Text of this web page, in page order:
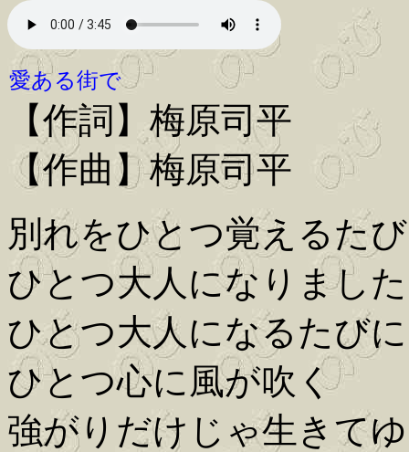
愛ある街で
【作詞】梅原司平
【作曲】梅原司平
別れをひとつ覚えるた
ひとつ大人になりました
ひとつ大人になるたびに
ひとつ心に風が吹く
強がりだけじゃ生きて